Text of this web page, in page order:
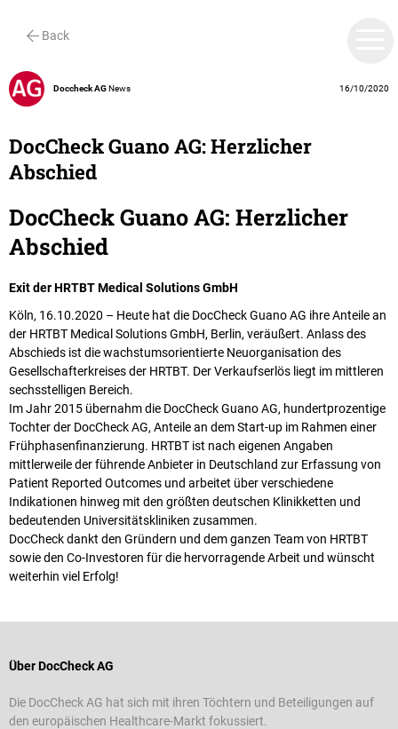
Back
Doccheck AGNews 16/10/2020
DocCheck Guano AG: Herzlicher
Abschied
DocCheck Guano AG: Herzlicher
Abschied
Exit der HRTBT Medical Solutions GmbH
Köln, 16.10.2020 – Heute hat die DocCheck Guano AG ihre Anteile an
der HRTBT Medical Solutions GmbH, Berlin, veräußert. Anlass des
Abschieds ist die wachstumsorientierte Neuorganisation des
Gesellschafterkreises der HRTBT. Der Verkaufserlös liegt im mittleren
sechsstelligen Bereich.
Im Jahr 2015 übernahm die DocCheck Guano AG, hundertprozentige
Tochter der DocCheck AG, Anteile an dem Start-up im Rahmen einer
Frühphasenfinanzierung. HRTBT ist nach eigenen Angaben
mittlerweile der führende Anbieter in Deutschland zur Erfassung von
Patient Reported Outcomes und arbeitet über verschiedene
Indikationen hinweg mit den größten deutschen Klinikketten und
bedeutenden Universitätskliniken zusammen.
DocCheck dankt den Gründern und dem ganzen Team von HRTBT
sowie den Co-Investoren für die hervorragende Arbeit und wünscht
weiterhin viel Erfolg!
Über DocCheck AG
Die DocCheck AG hat sich mit ihren Töchtern und Beteiligungen auf
den europäischen Healthcare-Markt fokussiert.